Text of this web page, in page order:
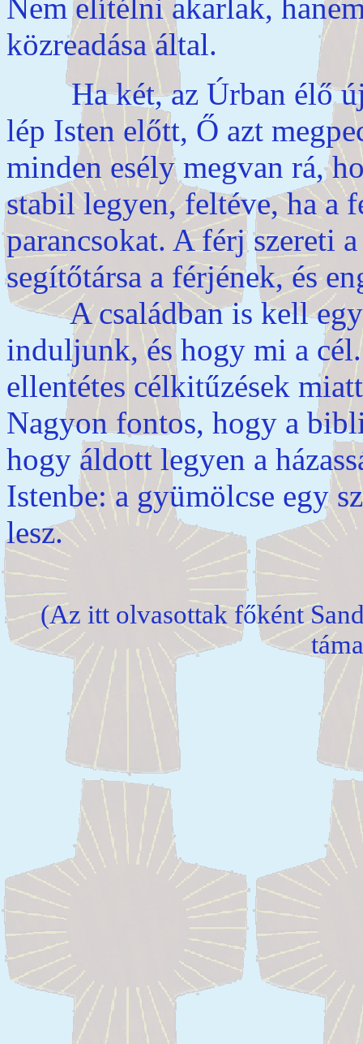
Nem elítélni akarlak,
közreadása által.
Ha két, az Úrban élő
lép Isten előtt, Ő azt
minden esély megvan rá,
stabil legyen, feltéve, ha a
parancsokat. A férj szereti
segítőtársa a férjének, és
A családban is kell egy
induljunk, és hogy mi a
ellentétes célkitűzések
Nagyon fontos, hogy a
hogy áldott legyen a
Istenbe: a gyümölcse egy
lesz.
(Az itt olvasottak főként